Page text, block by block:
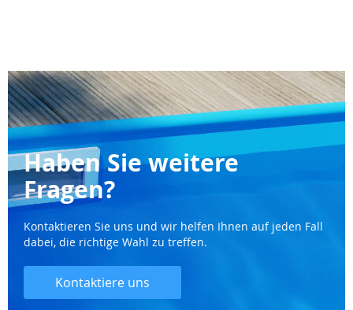
Haben Sie weitere
Fragen?
Kontaktieren Sie uns und wir helfen Ihnen auf jeden Fall
dabei, die richtige Wahl zu treffen.
Kontaktiere uns